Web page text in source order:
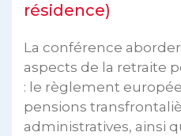
résidence)
La conférence
aspects de la retraite
: le règlement
pensions
administratives, ainsi